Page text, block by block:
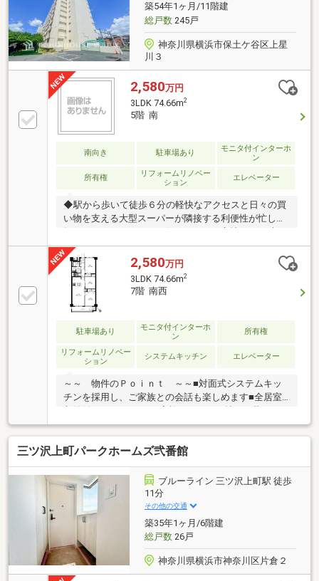
築54年1ヶ月/11階建
総戸数245戸
神奈川県横浜市保土ケ谷区上星
川３
2,580万円
3LDK 74.66m2
5階 南
南向き 駐車場あり
モニタ付インターホ
ン
所有権
リフォームリノベー
ション
エレベーター
◆駅から歩いて徒歩６分の軽快なアクセスと日々の買
い物を支える大型スーパーが隣接する利便性が忙しい
毎日にゆとりをもたらし住みやすさと心地よさを叶え
る上質な暮らしを実現します。◆陽光がやさしく注ぐ
南向きの明るい空間にはエアコン３台を備えたフルリ
ノベーションが施されており、現代的で洗練されたデ
ザインと快適性が調和した穏やかなプライベート時間
を紡ぎ出します。◆広々とした１３．１帖のＬＤＫを
中心に家族の気配を感じられる対面キッチンと充実し
た収納を揃えた３ＬＤＫはそれぞれの時間を大切にし
ながら温かな未来を育む愛おしい邸宅となります。
【お問い合わせは【フリーダイヤル：0120-702-700】
2,580万円
3LDK 74.66m2
7階 南西
駐車場あり
モニタ付インターホ
ン
所有権
リフォームリノベー
ション
システムキッチン エレベーター
～～ 物件のＰｏｉｎｔ ～～■対面式システムキッ
チンを採用し、ご家族との会話も楽しめます■全居室
収納付きの3LDKで、ご家族がゆとりを持って暮らせま
す■エアコン3台設置済みのため、初期費用を抑えて入
居できます■相鉄本線「上星川」駅徒歩6分で、通勤・
通学に便利な好立地ご興味ございましたら下記「資料
請求・お問い合わせ」欄に必要事項記入の上、お問い
合わせください。担当者より、ご希望に合わせて資料
送付や、ご内覧等手配等させていただきます。その他
お住まいに関するご相談も承りますので、お気兼ねな
くご相談ください。
三ツ沢上町パークホームズ弐番館
ブルーライン 三ツ沢上町駅 徒歩
11分
その他の交通
築35年1ヶ月/6階建
総戸数26戸
神奈川県横浜市神奈川区片倉２